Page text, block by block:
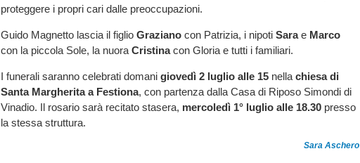
proteggere i propri cari dalle preoccupazioni.
Guido Magnetto lascia il figlio Graziano con Patrizia, i nipoti Sarae Marco
con la piccola Sole, la nuora Cristinacon Gloria e tutti i familiari.
I funerali saranno celebrati domani giovedì 2 luglio alle 15 nella chiesa di
Santa Margherita a Festiona, con partenza dalla Casa di Riposo Simondi di
Vinadio. Il rosario sarà recitato stasera, mercoledì 1° luglio alle 18.30 presso
la stessa struttura.
Sara Aschero